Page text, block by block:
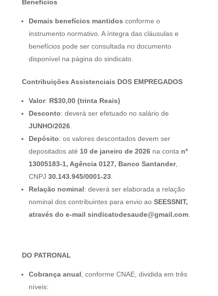
Benefícios
Demais benefícios mantidos conforme o
instrumento normativo. A íntegra das cláusulas e
benefícios pode ser consultada no documento
disponível na página do sindicato.
Contribuições Assistenciais DOS EMPREGADOS
Valor: R$30,00 (trinta Reais)
Desconto: deverá ser efetuado no salário de
JUNHO/2026.
Depósito: os valores descontados devem ser
depositados até 10 de janeiro de 2026na conta nº
13005183-1, Agência 0127, Banco Santander,
CNPJ 30.143.945/0001-23.
Relação nominal: deverá ser elaborada a relação
nominal dos contribuintes para envio ao SEESSNIT,
através do e-mail sindicatodesaude@gmail.com.
DO PATRONAL
Cobrança anual , conforme CNAE, dividida em três
níveis: